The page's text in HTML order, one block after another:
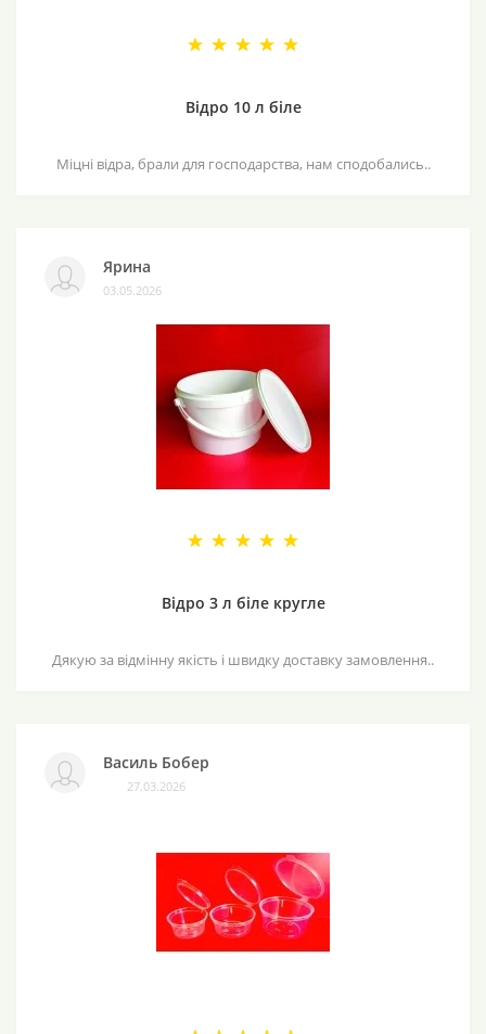
Відро 10 л біле
Міцні відра, брали для господарства, нам сподобались..
Ярина
03.05.2026
Відро 3 л біле кругле
Дякую за відмінну якість і швидку доставку замовлення..
Василь Бобер
27.03.2026